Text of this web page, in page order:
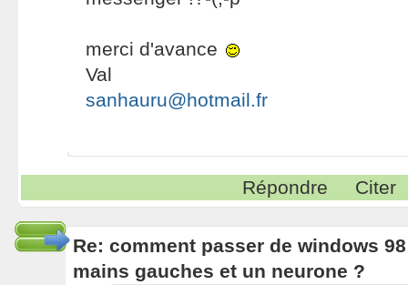
merci d'avance
Val
sanhauru@hotmail.fr
Répondre Citer
Re: comment passer de windows
mains gauches et un neurone ?